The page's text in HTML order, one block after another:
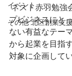
イベント
その他 北区創業支
ネスト赤羽勉強
プビジネスにと
ない有益なテー
から起業を目指
対象に企画して